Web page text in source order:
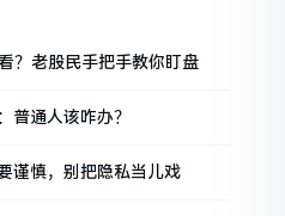
？老股民手把手教你盯盘
普通人该咋办？
谨慎，别把隐私当儿戏